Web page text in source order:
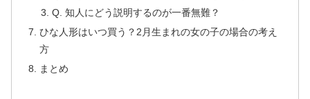
Q. 知人にどう説明するのが一番無難？
ひな人形はいつ買う？2月生まれの女の子の場合の考え
方
まとめ